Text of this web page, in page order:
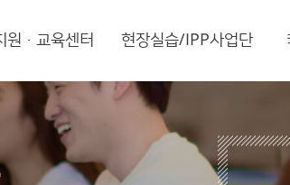
원·교육센터 현장실습/IPP사업단